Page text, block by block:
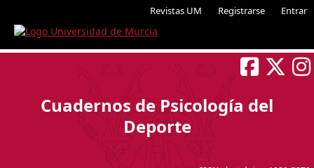
Revistas UM Registrarse Entrar
Cuadernos de Psicología del
Deporte